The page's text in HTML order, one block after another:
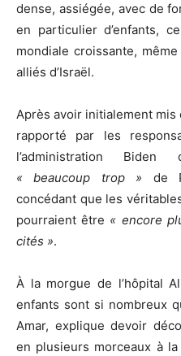
dense, assiégée, avec de
en particulier d’enfants,
mondiale croissante,
alliés d’Israël.
Après avoir initialement
rapporté par les
l’administration Biden
« beaucoup trop » de
concédant que les
pourraient être « encore
cités ».
À la morgue de l’hôpital
enfants sont si nombreux
Amar, explique devoir
en plusieurs morceaux à